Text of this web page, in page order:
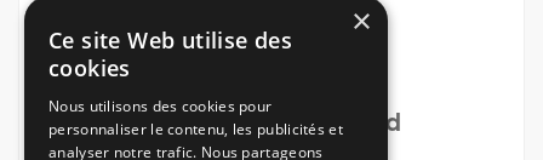
Via notre App Android
×
Ce site Web utilise des
cookies
Nous utilisons des cookies pour
personnaliser le contenu, les publicités et
analyser notre trafic. Nous partageons